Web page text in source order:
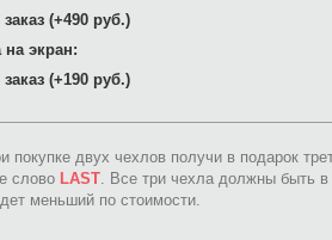
(+490 руб.)
на экран:
(+190 руб.)
покупке двух чехлов получи в подарок
слово LAST. Все три чехла должны быть
меньший по стоимости.